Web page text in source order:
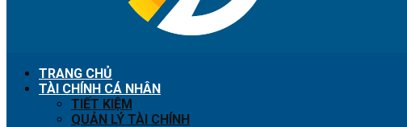
TRANG CHỦ
TÀI CHÍNH CÁ NHÂN
TIẾT KIỆM
QUẢN LÝ TÀI CHÍNH